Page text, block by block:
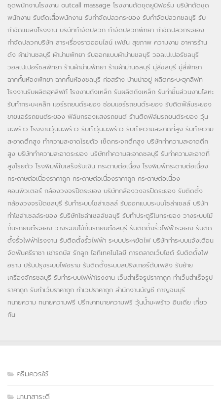
ชุดพนักงานโรงงาน outcall massage โรงงานตัดชุดยูนิฟอร์ม บริษัทตัดชุด
พนักงาน รับตัดเสื้อพนักงาน รับกำจัดปลวกระยอง รับกำจัดปลวกชลบุรี รับ
กำจัดแมลงโรงงาน บริษัทกำจัดปลวก กำจัดปลวกพัทยา กำจัดปลวกระยอง
กำจัดปลวกบริษัท สาระเรื่องราวออนไลน์ เฟชั่น สุขภาพ ความงาม อาหารร้าน
ดัง ผ้าม่านชลบุรี ผ้าม่านพัทยา รับออกแบบผ้าม่านชลบุรี วอลเปเปอร์ชลบุรี
วอลเปเปอร์ชลพัทยา ร้านผ้าม่านพัทยา ร้านผ้าม่านชลบุรี มู่ลี่ชลบุรี มู่ลี่พัทยา
ฉากกั้นห้องพัทยา ฉากกั้นห้องชลบุรี ก่อสร้าง บ้านน่าอยู่ ผลิตกระบะฮุคลิฟท์
โรงงานรับผลิตฮุคลิฟท์ โรงงานถังเหล็ก รับผลิตถังเหล็ก รับทำชิ้นส่วนงานโลหะ
รับทำกระบะเหล็ก แอร์รถยนต์ระยอง ซ่อมแอร์รถยนต์ระยอง รับติดฟิล์มระยอง
ขายแอร์รถยนต์ระยอง ฟิล์มกรองแสงรถยนต์ ร้านติดฟิล์มรถยนต์ระยอง วุ้น
มะพร้าว โรงงานวุ้นมะพร้าว รับทำวุ้นมะพร้าว รับทำความสะอาดที่สูง รับทำความ
สะอาดตึกสูง ทำความสะอาดโรยตัว เช็ดกระจกตึกสูง บริษัททำความสะอาดตึก
สูง บริษัททำความสะอาดระยอง บริษัททำความสะอาดชลบุรี รับทำความสะอาดที่
สูงโรยตัว โรงพิมพ์ใบเสร็จรับเงิน กระดาษต่อเนื่อง โรงพิมพ์กระดาษต่อเนื่อง
กระดาษต่อเนื่องราคาถูก กระดาษต่อเนื่องราคาถูก กระดาษต่อเนื่อง
คอมพิวเตอร์ กล้องวงจรปิดระยอง บริษัทกล้องวงจรปิดระยอง รับติดตั้ง
กล้องวงจรปิดชลบุรี รับทำระบบโซล่าเซลล์ รับออกแบบระบบโซล่าเซลล์ บริษัท
ทำโซล่าเซลล์ระยอง รับริษัทโซล่าเซลล์ชลบุรี รับทำประตูรีโมทระยอง วางระบบไม้
กั้นรถยนต์ระยอง วางระบบไม้กั้นรถยนต์ชลบุรี รับติดตั้งรั้วไฟฟ้าระยอง รับติด
ตั้งรั้วไฟฟ้าโรงงาน รับติดตั้งรั้วไฟฟ้า ระบบประหยัดไฟ บริษัททำระบบแจ้งเตือน
จัดฟันศรีราชา เช่ารถบัส รักลูก ไอทีเทคโนโลยี การตลาดเว็บไซต์ รับติดตั้งไฟ
อราม ปรับปรุงระบบไฟอราม รับติดตั้งระบบสปริงเกอร์ดับเพลิง รับย้าย
เครื่องจักรชลบุรี รับทำระบบไฟฟ้าโรงงาน เว็บสำเร็จรูปราคาถูก ทำเว็บสำเร็จรูป
ราคาถูก รับทำเว็บราคาถูก ทำเวปราคาถูก สำนักงานบัญชี กาญจนบุรี
ทนายความ ทนายความฟรี ปรึกษาทนายความฟรี วุ้นน้ำมะพร้าว อินเดีย เที่ยว
กัน
ครีมควรใช้
นานาสาระดี